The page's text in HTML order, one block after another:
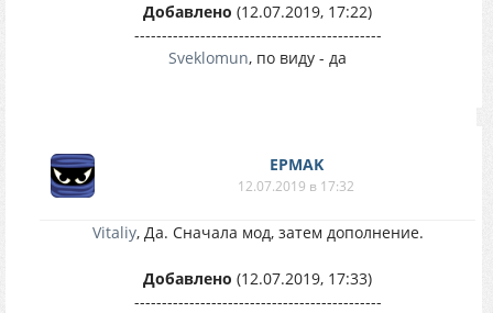
Добавлено (12.07.2019, 17:22)
---------------------------------------------
Sveklomun, по виду - да
EPMAK
12.07.2019 в 17:32
Vitaliy, Да. Сначала мод, затем дополнение.
Добавлено (12.07.2019, 17:33)
---------------------------------------------